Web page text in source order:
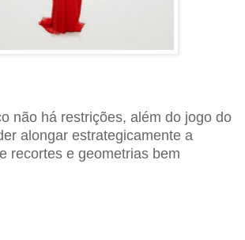
não há restrições, além do jogo do
alongar estrategicamente a
recortes e geometrias bem